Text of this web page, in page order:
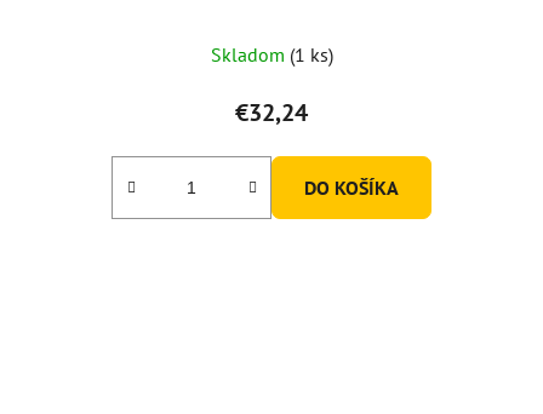
Skladom (1 ks)
€32,24
DO KOŠÍKA